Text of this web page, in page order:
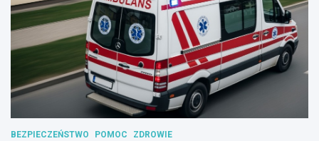
BEZPIECZEŃSTWO POMOC ZDROWIE